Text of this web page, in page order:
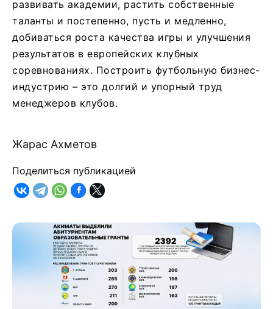
развивать академии, растить собственные
таланты и постепенно, пусть и медленно,
добиваться роста качества игры и улучшения
результатов в европейских клубных
соревнованиях. Построить футбольную бизнес-
индустрию – это долгий и упорный труд
менеджеров клубов.
Жарас Ахметов
Поделиться публикацией